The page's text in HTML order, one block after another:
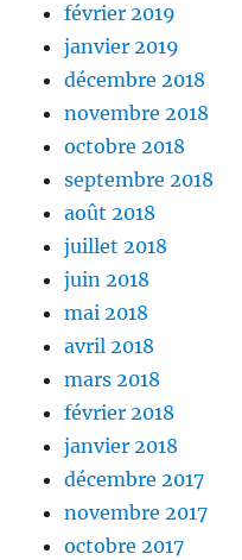
février 2019
janvier 2019
décembre 2018
novembre 2018
octobre 2018
septembre 2018
août 2018
juillet 2018
juin 2018
mai 2018
avril 2018
mars 2018
février 2018
janvier 2018
décembre 2017
novembre 2017
octobre 2017